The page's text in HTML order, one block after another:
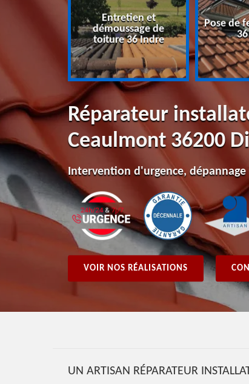
Entretien et
démoussage de
toiture 36 Indre
Pose de
Réparateur
Ceaulmont 36200
Intervention d'urgence,
VOIR NOS RÉALISATIONS
UN ARTISAN RÉPARATEUR